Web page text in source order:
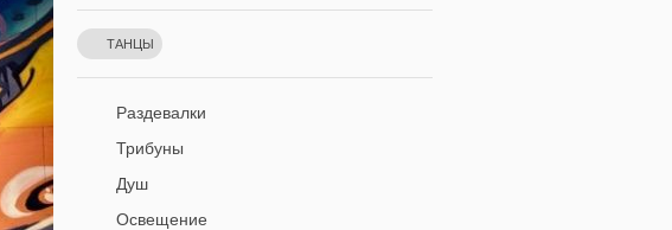
ТАНЦЫ
Раздевалки
Трибуны
Душ
Освещение